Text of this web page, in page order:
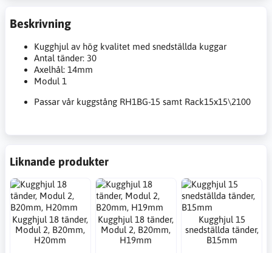
Beskrivning
Kugghjul av hög kvalitet med snedställda kuggar
Antal tänder: 30
Axelhål: 14mm
Modul 1
Passar vår kuggstång RH1BG-15 samt Rack15x15\2100
Liknande produkter
Kugghjul 18 tänder,
Modul 2, B20mm,
H20mm
Kugghjul 18 tänder,
Modul 2, B20mm,
H19mm
Kugghjul 15
snedställda tänder,
B15mm